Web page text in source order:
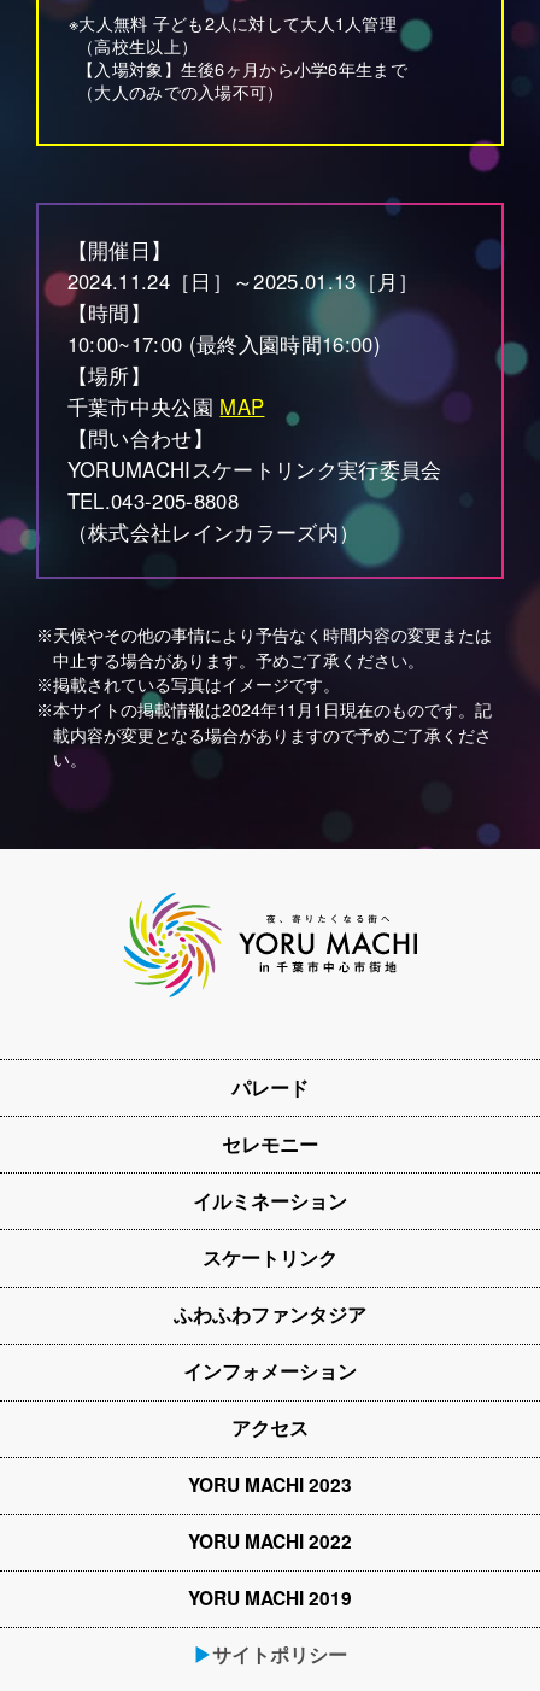
※大人無料 子ども2人に対して大人1人管理
（高校生以上）
【入場対象】生後6ヶ月から小学6年生まで
（大人のみでの入場不可）
【開催日】
2024.11.24［日］～2025.01.13［月］
【時間】
10:00~17:00 (最終入園時間16:00)
【場所】
千葉市中央公園 MAP
【問い合わせ】
YORUMACHIスケートリンク実行委員会
TEL.043-205-8808
（株式会社レインカラーズ内）
※天候やその他の事情により予告なく時間内容の変更または
中止する場合があります。予めご了承ください。
※掲載されている写真はイメージです。
※本サイトの掲載情報は2024年11月1日現在のものです。記
載内容が変更となる場合がありますので予めご了承くださ
い。
パレード
セレモニー
イルミネーション
スケートリンク
ふわふわファンタジア
インフォメーション
アクセス
YORU MACHI 2023
YORU MACHI 2022
YORU MACHI 2019
▶サイトポリシー